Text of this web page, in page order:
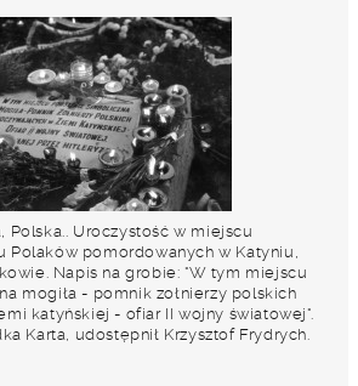
Polska.. Uroczystość w miejscu
Polaków pomordowanych w Katyniu,
Napis na grobie: "W tym miejscu
mogiła - pomnik zołnierzy polskich
katyńskiej - ofiar II wojny światowej".
Karta, udostępnił Krzysztof Frydrych.